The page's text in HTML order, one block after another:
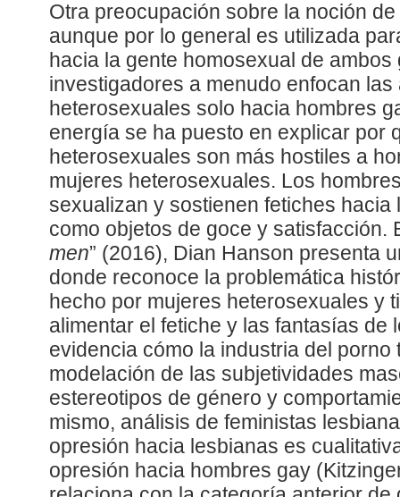
Otra preocupación sobre la noción
aunque por lo general es utilizada
hacia la gente homosexual de ambos
investigadores a menudo enfocan las
heterosexuales solo hacia hombres
energía se ha puesto en explicar por
heterosexuales son más hostiles a
mujeres heterosexuales. Los
sexualizan y sostienen fetiches hacia
como objetos de goce y satisfacción.
men” (2016), Dian Hanson presenta
donde reconoce la problemática
hecho por mujeres heterosexuales y
alimentar el fetiche y las fantasías de
evidencia cómo la industria del porno
modelación de las subjetividades
estereotipos de género y
mismo, análisis de feministas
opresión hacia lesbianas es
opresión hacia hombres gay